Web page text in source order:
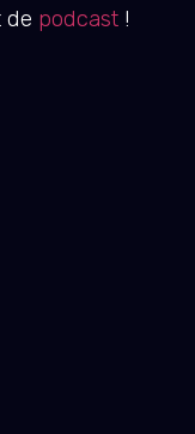
de podcast !